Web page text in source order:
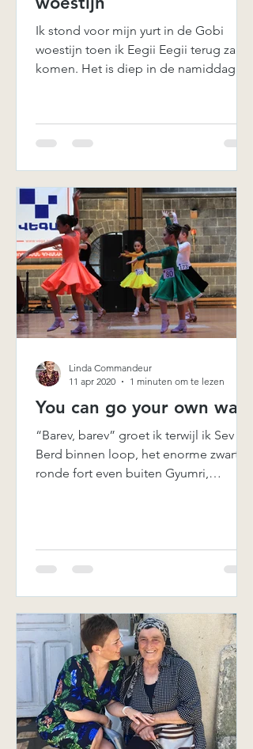
Ik stond voor mijn yurt in de Gobi
woestijn toen ik Eegii Eegii terug zag
komen. Het is diep in de namiddag.
You can go your own way!
“Barev, barev” groet ik terwijl ik Sev
Berd binnen loop, het enorme zwarte
ronde fort even buiten Gyumri,
Linda Commandeur
11 apr 2020
1 minuten om te lezen